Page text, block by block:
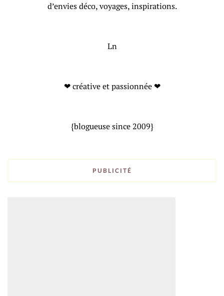
d’envies déco, voyages, inspirations.
Ln
❤ créative et passionnée ❤
{blogueuse since 2009}
PUBLICITÉ